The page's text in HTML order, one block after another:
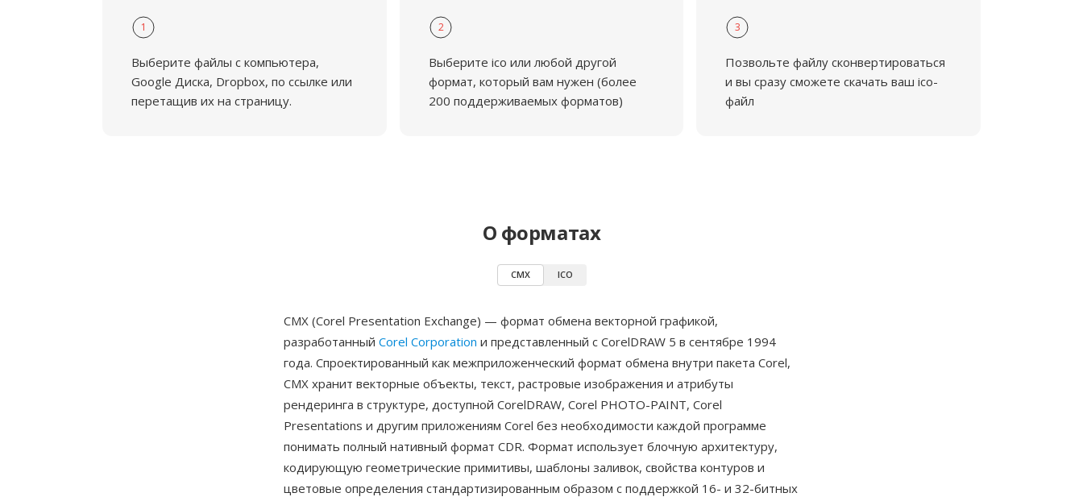
1
Выберите файлы с компьютера,
Google Диска, Dropbox, по ссылке или
перетащив их на страницу.
2
Выберите ico или любой другой
формат, который вам нужен (более
200 поддерживаемых форматов)
3
Позвольте файлу сконвертироваться
и вы сразу сможете скачать ваш ico-
файл
О форматах
CMX ICO
CMX (Corel Presentation Exchange) — формат обмена векторной графикой,
разработанный Corel Corporation и представленный с CorelDRAW 5 в сентябре 1994
года. Спроектированный как межприложенческий формат обмена внутри пакета Corel,
CMX хранит векторные объекты, текст, растровые изображения и атрибуты
рендеринга в структуре, доступной CorelDRAW, Corel PHOTO-PAINT, Corel
Presentations и другим приложениям Corel без необходимости каждой программе
понимать полный нативный формат CDR. Формат использует блочную архитектуру,
кодирующую геометрические примитивы, шаблоны заливок, свойства контуров и
цветовые определения стандартизированным образом с поддержкой 16- и 32-битных